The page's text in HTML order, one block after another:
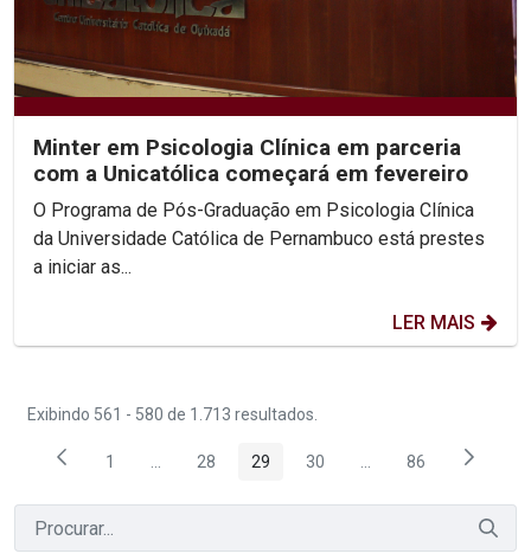
Minter em Psicologia Clínica em parceria
com a Unicatólica começará em fevereiro
O Programa de Pós-Graduação em Psicologia Clínica
da Universidade Católica de Pernambuco está prestes
a iniciar as...
LER MAIS
Exibindo 561 - 580 de 1.713 resultados.
Página
1 ...Páginas intermediárias Usar ABA para navegar.
Página
28 Página
29 Página
30 ...PáginasPágina
86